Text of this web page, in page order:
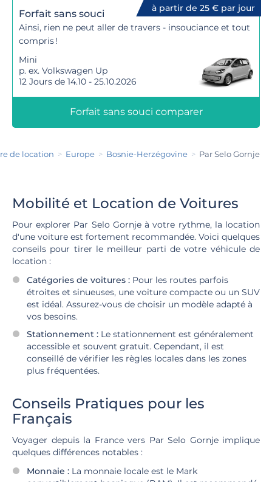
à partir de 25 € par jour
Forfait sans souci
Ainsi, rien ne peut aller de travers - insouciance et tout
compris !
Mini
p. ex. Volkswagen Up
12 Jours de 14.10 - 25.10.2026
Forfait sans souci comparer
de location Europe Bosnie-Herzégovine Par Selo Gornje
Mobilité et Location de Voitures
Pour explorer Par Selo Gornje à votre rythme, la location
d'une voiture est fortement recommandée. Voici quelques
conseils pour tirer le meilleur parti de votre véhicule de
location :
Catégories de voitures : Pour les routes parfois
étroites et sinueuses, une voiture compacte ou un SUV
est idéal. Assurez-vous de choisir un modèle adapté à
vos besoins.
Stationnement : Le stationnement est généralement
accessible et souvent gratuit. Cependant, il est
conseillé de vérifier les règles locales dans les zones
plus fréquentées.
Conseils Pratiques pour les
Français
Voyager depuis la France vers Par Selo Gornje implique
quelques différences notables :
Monnaie : La monnaie locale est le Mark